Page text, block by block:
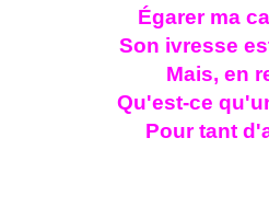
Égarer ma
Son ivresse
Mais, en
Qu'est-ce
Pour tant